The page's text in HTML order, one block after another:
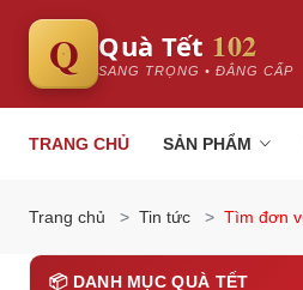
Q Quà Tết 102
SANG TRỌNG • ĐẲNG CẤP
TRANG CHỦ SẢN PHẨM
Trang chủ Tin tức Tìm đơn
📦 DANH MỤC QUÀ TẾT